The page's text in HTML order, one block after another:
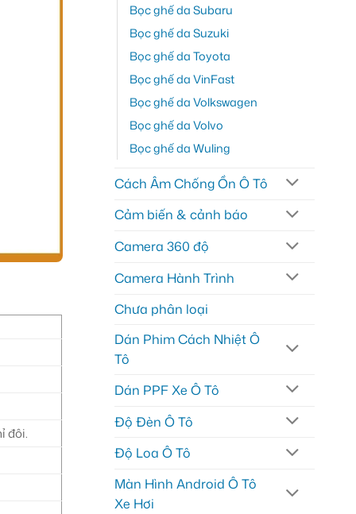
đôi.
Bọc ghế da Subaru
Bọc ghế da Suzuki
Bọc ghế da Toyota
Bọc ghế da VinFast
Bọc ghế da Volkswagen
Bọc ghế da Volvo
Bọc ghế da Wuling
Cách Âm Chống Ồn Ô Tô
Cảm biến & cảnh báo
Camera 360 độ
Camera Hành Trình
Chưa phân loại
Dán Phim Cách Nhiệt Ô
Tô
Dán PPF Xe Ô Tô
Độ Đèn Ô Tô
Độ Loa Ô Tô
Màn Hình Android Ô Tô
Xe Hơi